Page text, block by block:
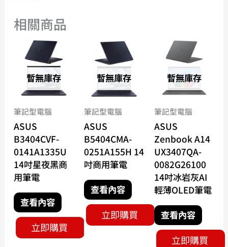
相關商品
暫無庫存
筆記型電腦
ASUS
B3404CVF-
0141A1335U
14吋星夜黑商
用筆電
查看內容
立即購買
暫無庫存
筆記型電腦
ASUS
B5404CMA-
0251A155H 14
吋商用筆電
查看內容
立即購買
暫無庫存
筆記型電腦
ASUS
Zenbook A14
UX3407QA-
0082G26100
14吋冰岩灰AI
輕薄OLED筆電
查看內容
立即購買